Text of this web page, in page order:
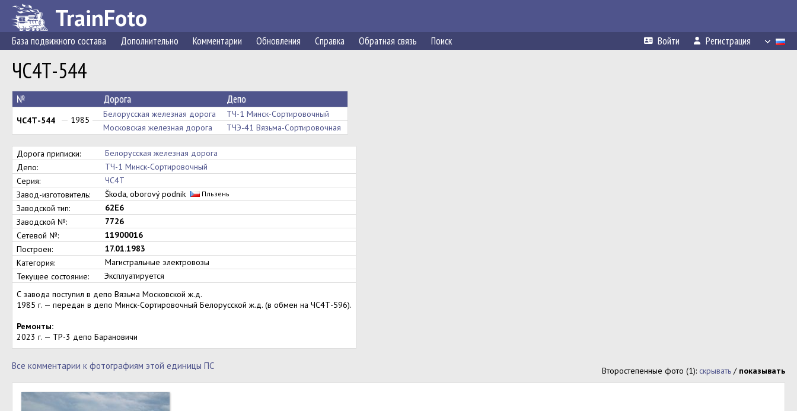
TrainFoto
База подвижного состава Дополнительно Комментарии Обновления Справка Обратная связь Поиск Войти Регистрация
ЧС4Т-544
№ Дорога Депо
ЧС4Т-544 1985
Белорусская железная дорога
ТЧ-1 Минск-Сортировочный
Московская железная дорога
ТЧЭ-41 Вязьма-Сортировочная
Дорога приписки:
Белорусская железная дорога
Депо:
ТЧ-1 Минск-Сортировочный
Серия:
ЧС4Т
Завод-изготовитель:
Škoda, oborový podnik Пльзень
Заводской тип:
62E6
Заводской №:
7726
Сетевой №:
11900016
Построен:
17.01.1983
Категория:
Магистральные электровозы
Текущее состояние:
Эксплуатируется
С завода поступил в депо Вязьма Московской ж.д.
1985 г. — передан в депо Минск-Сортировочный Белорусской ж.д. (в обмен на ЧС4Т-596).
Ремонты:
2023 г. — ТР-3 депо Барановичи
Все комментарии к фотографиям этой единицы ПС Второстепенные фото (1): скрывать / показывать